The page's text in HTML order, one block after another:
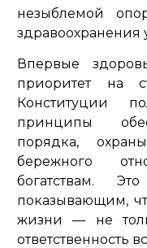
незыблемой
здравоохранения
Впервые
приоритет на
Конституции
принципы
порядка,
бережного
богатствам.
показывающим,
жизни — не
ответственность